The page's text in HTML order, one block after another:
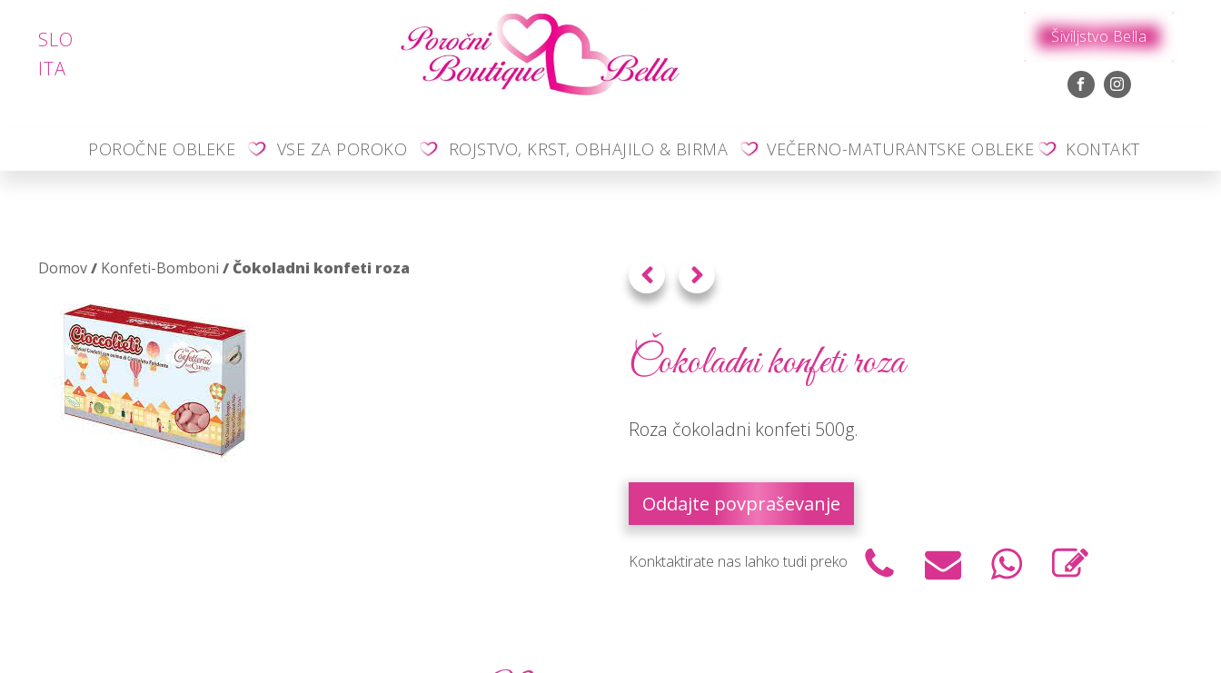
SLO
ITA
Šiviljstvo Bella
POROČNE OBLEKE VSE ZA POROKO ROJSTVO, KRST, OBHAJILO & BIRMA VEČERNO-MATURANTSKE OBLEKE KONTAKT
Domov/ Konfeti-Bomboni / Čokoladni konfeti roza
Čokoladni konfeti roza
Roza čokoladni konfeti 500g.
Oddajte povpraševanje
Konktaktirate nas lahko tudi preko